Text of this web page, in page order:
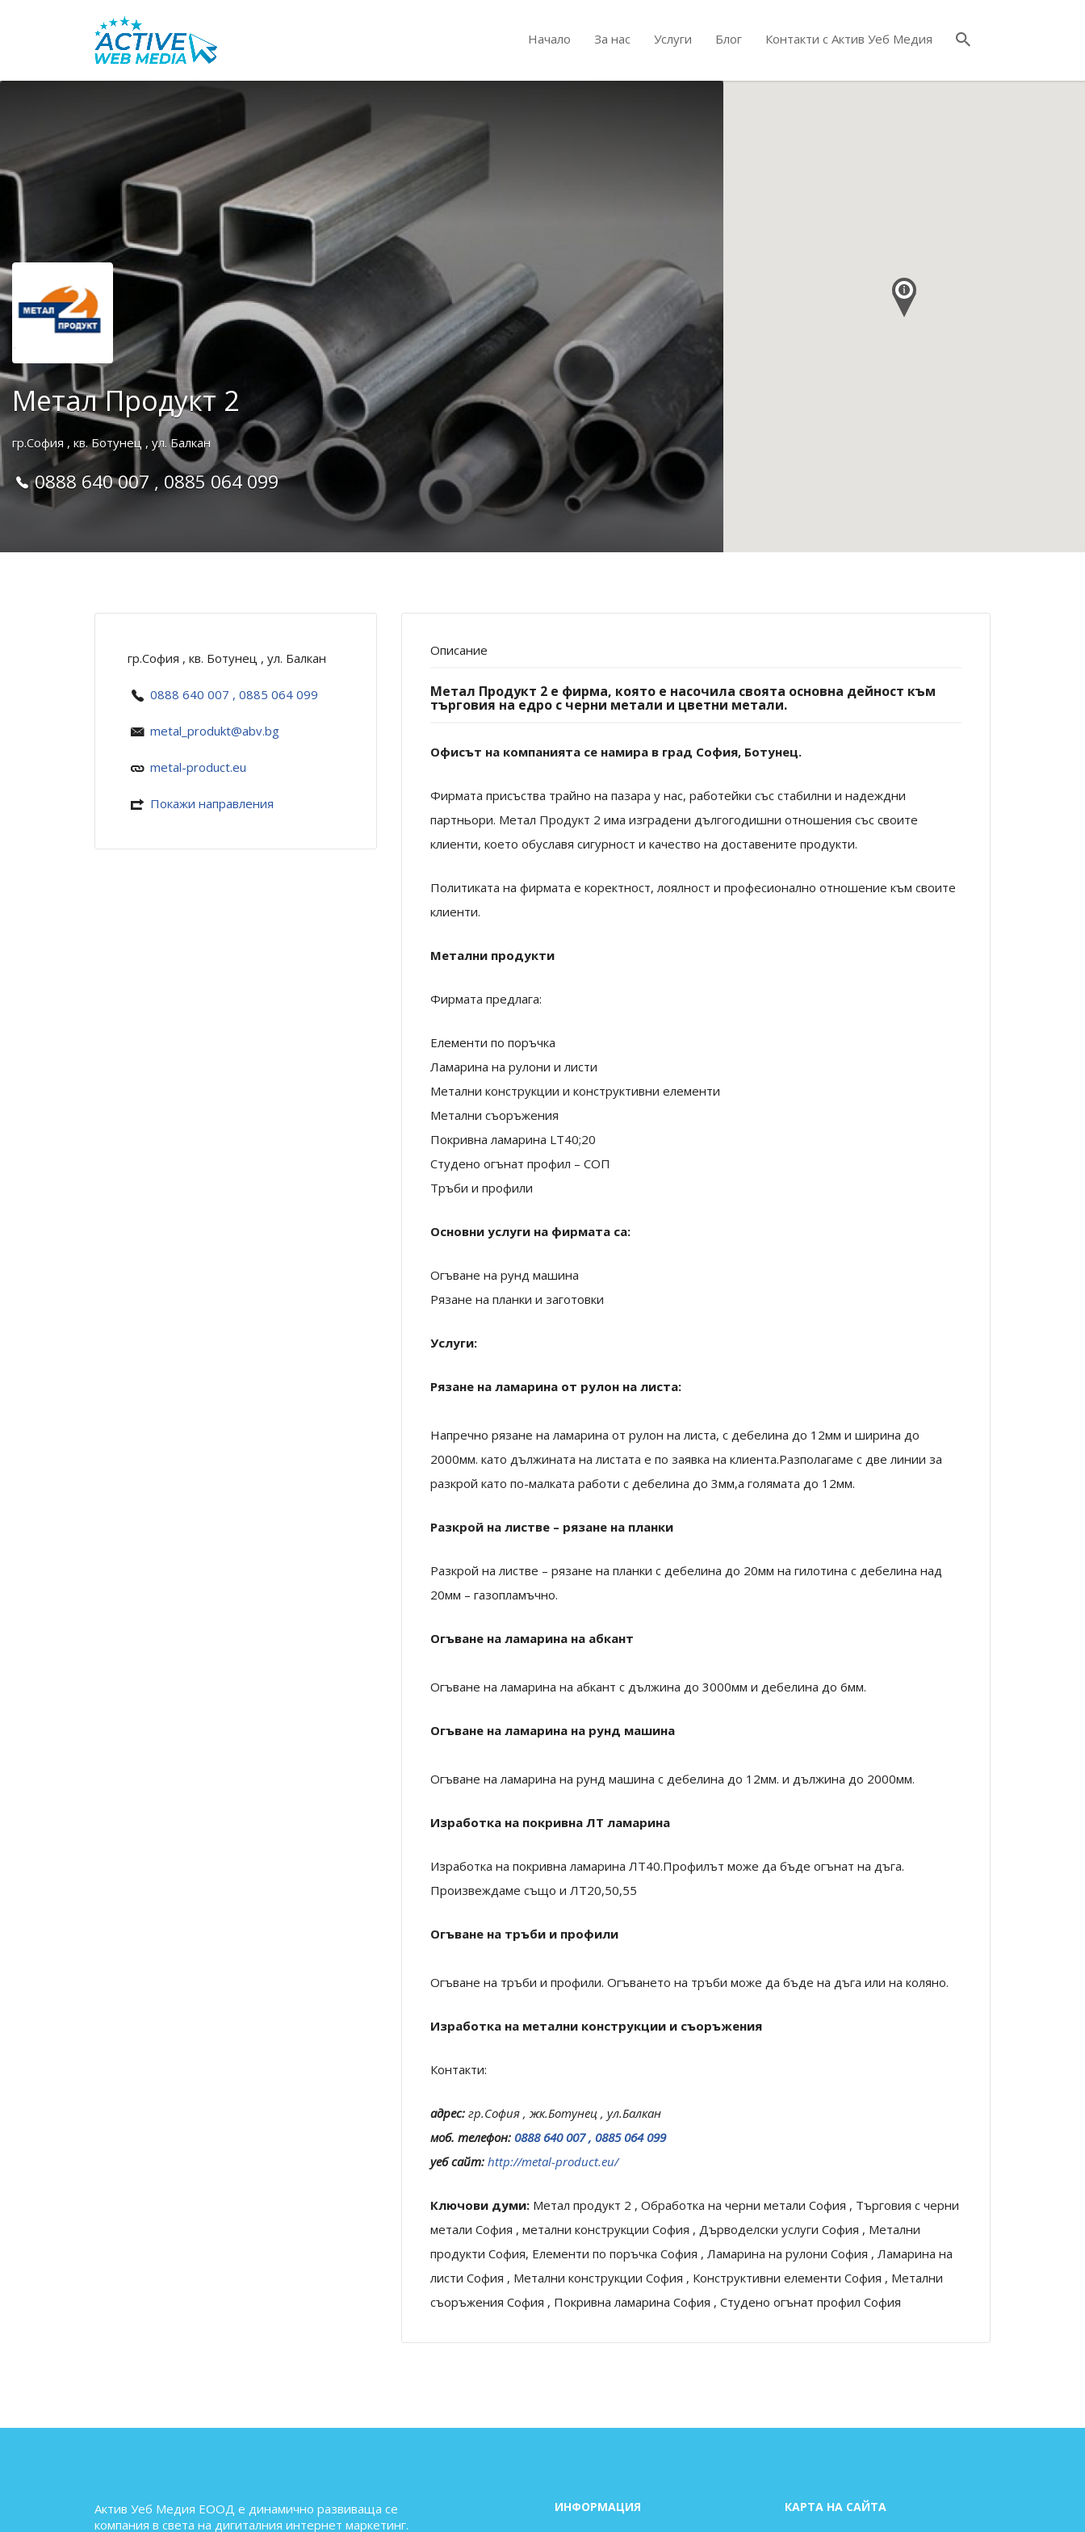
Начало За нас Услуги Блог Контакти с Актив Уеб Медия
Search
for:
Метал Продукт 2
гр.София , кв. Ботунец , ул. Балкан
0888 640 007 , 0885 064 099
гр.София , кв. Ботунец , ул. Балкан
0888 640 007 , 0885 064 099
metal_produkt@abv.bg
metal-product.eu
Покажи направления
Описание
Метал Продукт 2 е фирма, която е насочила своята основна дейност към
търговия на едро с черни метали и цветни метали.
Офисът на компанията се намира в град София, Ботунец.
Фирмата присъства трайно на пазара у нас, работейки със стабилни и надеждни
партньори. Метал Продукт 2 има изградени дългогодишни отношения със своите
клиенти, което обуславя сигурност и качество на доставените продукти.
Политиката на фирмата е коректност, лоялност и професионално отношение към своите
клиенти.
Метални продукти
Фирмата предлага:
Елементи по поръчка
Ламарина на рулони и листи
Метални конструкции и конструктивни елементи
Метални съоръжения
Покривна ламарина LT40;20
Студено огънат профил – СОП
Тръби и профили
Основни услуги на фирмата са:
Огъване на рунд машина
Рязане на планки и заготовки
Услуги:
Рязане на ламарина от рулон на листа:
Напречно рязане на ламарина от рулон на листа, с дебелина до 12мм и ширина до
2000мм. като дължината на листата е по заявка на клиента.Разполагаме с две линии за
разкрой като по-малката работи с дебелина до 3мм,а голямата до 12мм.
Разкрой на листве – рязане на планки
Разкрой на листве – рязане на планки с дебелина до 20мм на гилотина с дебелина над
20мм – газопламъчно.
Огъване на ламарина на абкант
Огъване на ламарина на абкант с дължина до 3000мм и дебелина до 6мм.
Огъване на ламарина на рунд машина
Огъване на ламарина на рунд машина с дебелина до 12мм. и дължина до 2000мм.
Изработка на покривна ЛТ ламарина
Изработка на покривна ламарина ЛТ40.Профилът може да бъде огънат на дъга.
Произвеждаме също и ЛТ20,50,55
Огъване на тръби и профили
Огъване на тръби и профили. Огъването на тръби може да бъде на дъга или на коляно.
Изработка на метални конструкции и съоръжения
Контакти:
адрес: гр.София , жк.Ботунец , ул.Балкан
моб. телефон: 0888 640 007 , 0885 064 099
уеб сайт: http://metal-product.eu/
Ключови думи: Метал продукт 2 , Обработка на черни метали София , Търговия с черни
метали София , метални конструкции София , Дърводелски услуги София , Метални
продукти София, Елементи по поръчка София , Ламарина на рулони София , Ламарина на
листи София , Метални конструкции София , Конструктивни елементи София , Метални
съоръжения София , Покривна ламарина София , Студено огънат профил София
Актив Уеб Медия ЕООД е динамично развиваща се
компания в света на дигиталния интернет маркетинг.
ИНФОРМАЦИЯ КАРТА НА САЙТА